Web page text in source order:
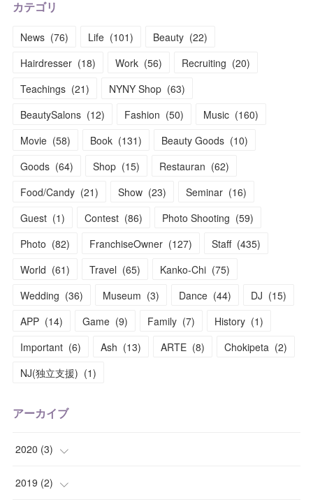
カテゴリ
News (76) Life (101) Beauty (22)
Hairdresser (18) Work (56) Recruiting (20)
Teachings (21) NYNY Shop (63)
BeautySalons (12) Fashion (50) Music (160)
Movie (58) Book (131) Beauty Goods (10)
Goods (64) Shop (15) Restauran (62)
Food/Candy (21) Show (23) Seminar (16)
Guest (1) Contest (86) Photo Shooting (59)
Photo (82) FranchiseOwner (127) Staff (435)
World (61) Travel (65) Kanko-Chi (75)
Wedding (36) Museum (3) Dance (44) DJ (15)
APP (14) Game (9) Family (7) History (1)
Important (6) Ash (13) ARTE (8) Chokipeta (2)
NJ(独立支援) (1)
アーカイブ
2020 (3)
(1
2019 (2)